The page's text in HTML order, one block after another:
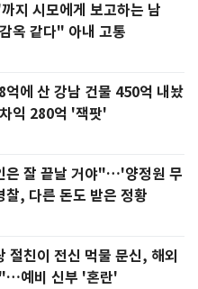
지 시모에게 보고하는 남
옥 같다" 아내 고통
억에 산 강남 건물 450억 내놨
익 280억 '잭팟'
은 잘 끝날 거야"…'양정원 무
찰, 다른 돈도 받은 정황
절친이 전신 먹물 문신, 해외
예비 신부 '혼란'